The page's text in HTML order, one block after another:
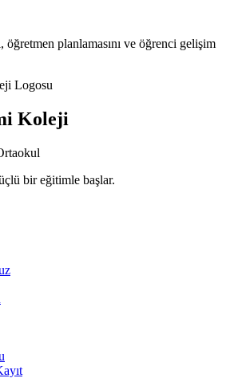
öğretmen planlamasını ve öğrenci gelişim
Koleji
bir eğitimle başlar.